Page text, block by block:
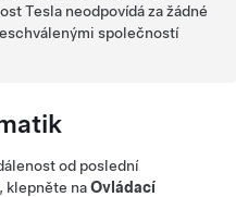
Tesla neodpovídá za žádné
společností
od poslední
klepněte naOvládací